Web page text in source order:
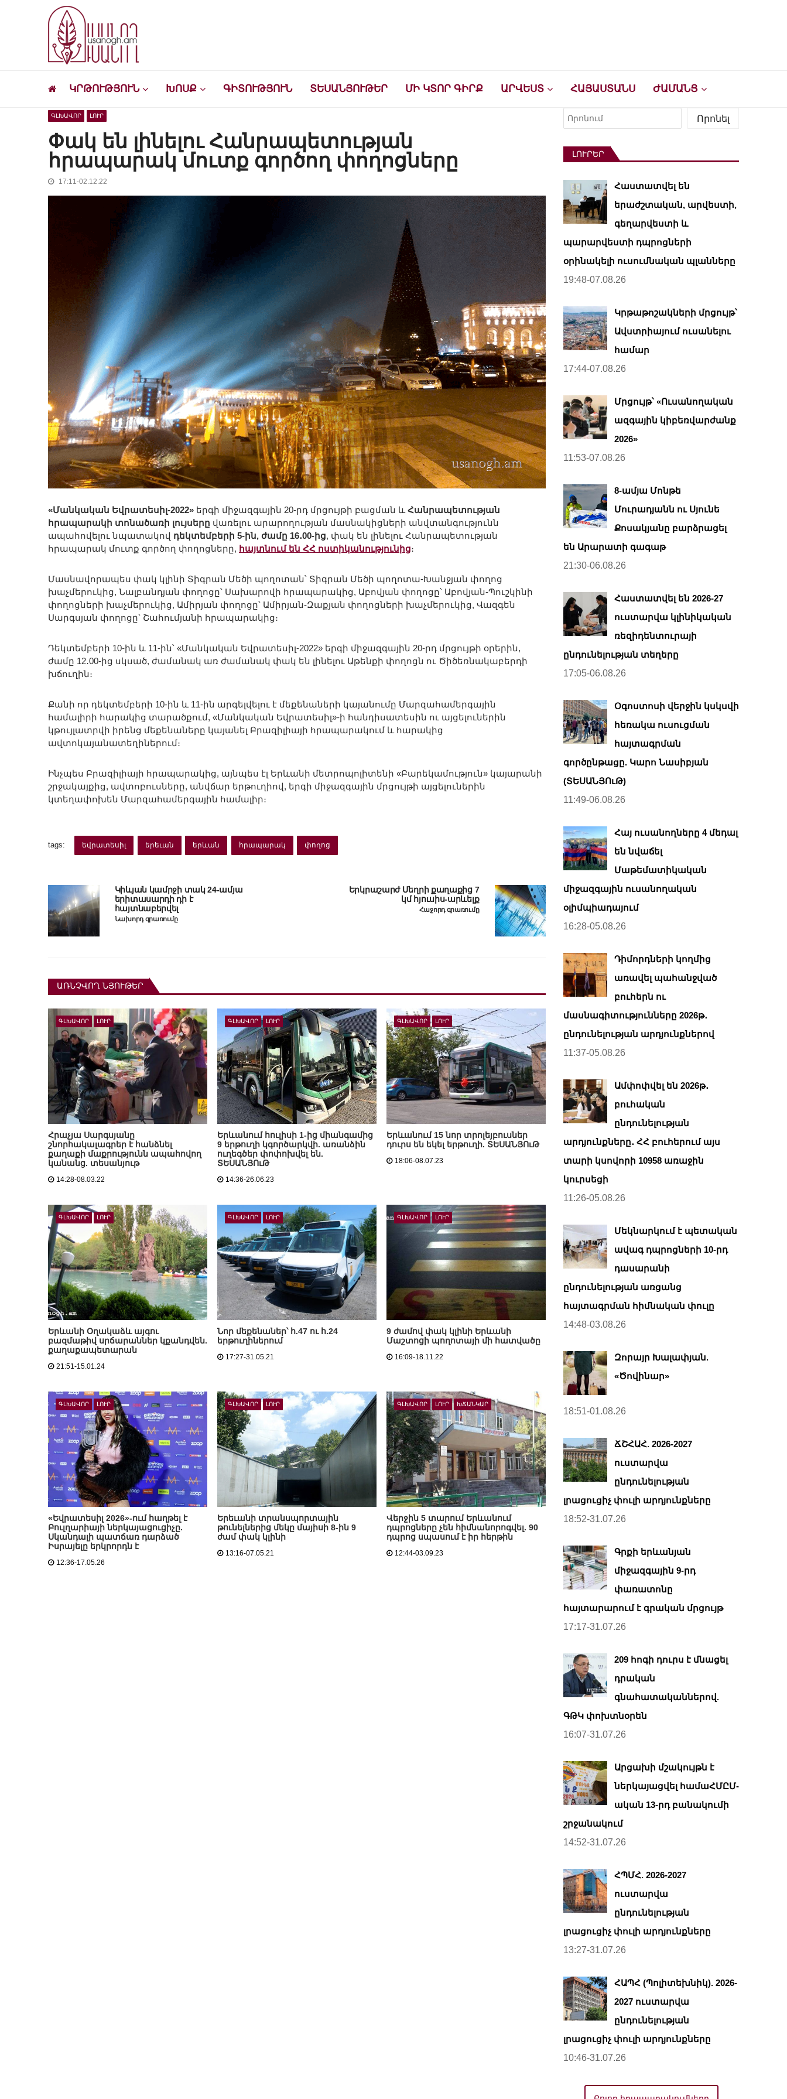
ԿՐԹՈՒԹՅՈՒՆ ԽՈՍՔ ԳԻՏՈՒԹՅՈՒՆ ՏԵՍԱՆՅՈՒԹԵՐ ՄԻ ԿՏՈՐ ԳԻՐՔ ԱՐՎԵՍՏ ՀԱՅԱՍՏԱՆՍ ԺԱՄԱՆՑ
ԳԼԽԱՎՈՐ ԼՈՒՐ
Փակ են լինելու Հանրապետության
հրապարակ մուտք գործող փողոցները
17:11-02.12.22
«Մանկական Եվրատեսիլ-2022» երգի միջազգային 20-րդ մրցույթի բացման և Հանրապետության
հրապարակի տոնածառի լույսերը վառելու արարողության մասնակիցների անվտանգությունն
ապահովելու նպատակով դեկտեմբերի 5-ին, ժամը 16․00-ից, փակ են լինելու Հանրապետության
հրապարակ մուտք գործող փողոցները, հայտնում են ՀՀ ոստիկանությունից։
Մասնավորապես փակ կլինի Տիգրան Մեծի պողոտան՝ Տիգրան Մեծի պողոտա-Խանջյան փողոց
խաչմերուկից, Նալբանդյան փողոցը՝ Սախարովի հրապարակից, Աբովյան փողոցը՝ Աբովյան-Պուշկինի
փողոցների խաչմերուկից, Ամիրյան փողոցը՝ Ամիրյան-Զաքյան փողոցների խաչմերուկից, Վազգեն
Սարգսյան փողոցը՝ Շահումյանի հրապարակից։
Դեկտեմբերի 10-ին և 11-ին՝ «Մանկական Եվրատեսիլ-2022» երգի միջազգային 20-րդ մրցույթի օրերին,
ժամը 12․00-ից սկսած, ժամանակ առ ժամանակ փակ են լինելու Աթենքի փողոցն ու Ծիծեռնակաբերդի
խճուղին։
Քանի որ դեկտեմբերի 10-ին և 11-ին արգելվելու է մեքենաների կայանումը Մարզահամերգային
համալիրի հարակից տարածքում, «Մանկական Եվրատեսիլ»-ի հանդիսատեսին ու այցելուներին
կթույլատրվի իրենց մեքենաները կայանել Բրազիլիայի հրապարակում և հարակից
ավտոկայանատեղիներում։
Ինչպես Բրազիլիայի հրապարակից, այնպես էլ Երևանի մետրոպոլիտենի «Բարեկամություն» կայարանի
շրջակայքից, ավտոբուսները, անվճար երթուղիով, երգի միջազգային մրցույթի այցելուներին
կտեղափոխեն Մարզահամերգային համալիր։
tags: եվրատեսիլ երեւան երևան հրապարակ փողոց
Կիևյան կամրջի տակ 24-ամյա
երիտասարդի դի է
հայտնաբերվել
Նախորդ գրառումը
Երկրաշարժ Մեղրի քաղաքից 7
կմ հյուսիս-արևելք
Հաջորդ գրառումը
ԱՌՆՉՎՈՂ ՆՅՈՒԹԵՐ
ԳԼԽԱՎՈՐ ԼՈՒՐ
Հրաչյա Սարգսյանը
շնորհակալագրեր է հանձնել
քաղաքի մաքրությունն ապահովող
կանանց. տեսանյութ
14:28-08.03.22
ԳԼԽԱՎՈՐ ԼՈՒՐ
Երևանում հուլիսի 1-ից միանգամից
9 երթուղի կգործարկվի. առանձին
ուղեգծեր փոփոխվել են.
ՏԵՍԱՆՅՈւԹ
14:36-26.06.23
ԳԼԽԱՎՈՐ ԼՈՒՐ
Երևանում 15 նոր տրոլեյբուսներ
դուրս են եկել երթուղի. ՏԵՍԱՆՅՈւԹ
18:06-08.07.23
ԳԼԽԱՎՈՐ ԼՈՒՐ
Երևանի Օղակաձև այգու
բազմաթիվ սրճարաններ կքանդվեն.
քաղաքապետարան
21:51-15.01.24
ԳԼԽԱՎՈՐ ԼՈՒՐ
Նոր մեքենաներ՝ հ.47 ու հ.24
երթուղիներում
17:27-31.05.21
ԳԼԽԱՎՈՐ ԼՈՒՐ
9 ժամով փակ կլինի Երևանի
Մաշտոցի պողոտայի մի հատվածը
16:09-18.11.22
ԳԼԽԱՎՈՐ ԼՈՒՐ
«Եվրատեսիլ 2026»-ում հաղթել է
Բուլղարիայի ներկայացուցիչը.
Սկանդալի պատճառ դարձած
Իսրայելը երկրորդն է
12:36-17.05.26
ԳԼԽԱՎՈՐ ԼՈՒՐ
Երեւանի տրանսպորտային
թունելներից մեկը մայիսի 8-ին 9
ժամ փակ կլինի
13:16-07.05.21
ԳԼԽԱՎՈՐ ԼՈՒՐ ԽՃԱՆԿԱՐ
Վերջին 5 տարում Երևանում
դպրոցները չեն հիմնանորոգվել. 90
դպրոց սպասում է իր հերթին
12:44-03.09.23
Որոնել
Որոնել
ԼՈՒՐԵՐ
Հաստատվել են
երաժշտական, արվեստի,
գեղարվեստի և
պարարվեստի դպրոցների
օրինակելի ուսումնական պլանները
19:48-07.08.26
Կրթաթոշակների մրցույթ՝
Ավստրիայում ուսանելու
համար
17:44-07.08.26
Մրցույթ՝ «Ուսանողական
ազգային կիբեռվարժանք
2026»
11:53-07.08.26
8-ամյա Մոնթե
Մուրադյանն ու Սյունե
Քոսակյանը բարձրացել
են Արարատի գագաթ
21:30-06.08.26
Հաստատվել են 2026-27
ուստարվա կլինիկական
ռեզիդենտուրայի
ընդունելության տեղերը
17:05-06.08.26
Օգոստոսի վերջին կսկսվի
հեռակա ուսուցման
հայտագրման
գործընթացը. Կարո Նասիբյան
(ՏԵՍԱՆՅՈւԹ)
11:49-06.08.26
Հայ ուսանողները 4 մեդալ
են նվաճել
Մաթեմատիկական
միջազգային ուսանողական
օլիմպիադայում
16:28-05.08.26
Դիմորդների կողմից
առավել պահանջված
բուհերն ու
մասնագիտությունները 2026թ․
ընդունելության արդյունքներով
11:37-05.08.26
Ամփոփվել են 2026թ․
բուհական
ընդունելության
արդյունքները․ ՀՀ բուհերում այս
տարի կսովորի 10958 առաջին
կուրսեցի
11:26-05.08.26
Մեկնարկում է պետական
ավագ դպրոցների 10-րդ
դասարանի
ընդունելության առցանց
հայտագրման հիմնական փուլը
14:48-03.08.26
Զորայր Խալափյան.
«Ծովինար»
18:51-01.08.26
ՃՇՀԱՀ. 2026-2027
ուստարվա
ընդունելության
լրացուցիչ փուլի արդյունքները
18:52-31.07.26
Գրքի երևանյան
միջազգային 9-րդ
փառատոնը
հայտարարում է գրական մրցույթ
17:17-31.07.26
209 հոգի դուրս է մնացել
դրական
գնահատականներով.
ԳԹԿ փոխտնօրեն
16:07-31.07.26
Արցախի մշակույթն է
ներկայացվել համաՀՄԸՄ-
ական 13-րդ բանակումի
շրջանակում
14:52-31.07.26
ՀՊՄՀ. 2026-2027
ուստարվա
ընդունելության
լրացուցիչ փուլի արդյունքները
13:27-31.07.26
ՀԱՊՀ (Պոլիտեխնիկ). 2026-
2027 ուստարվա
ընդունելության
լրացուցիչ փուլի արդյունքները
10:46-31.07.26